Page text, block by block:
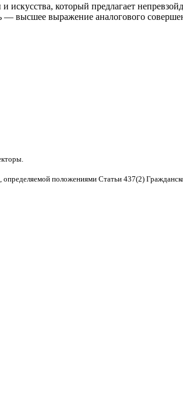
который предлагает
— высшее выражение аналогового
положениями Статьи 437(2)